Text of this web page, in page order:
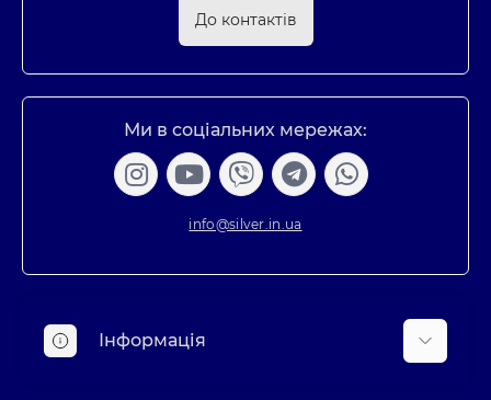
До контактів
Ми в соціальних мережах:
info@silver.in.ua
Інформація